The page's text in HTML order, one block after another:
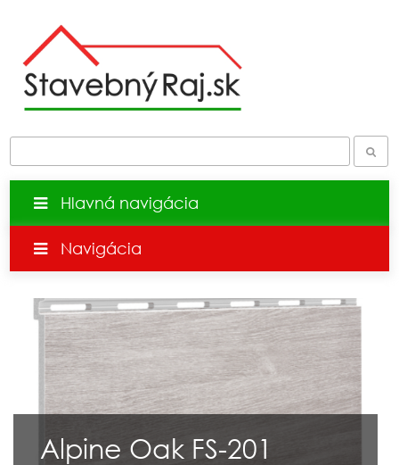
Hlavná navigácia
Navigácia
Alpine Oak FS-201